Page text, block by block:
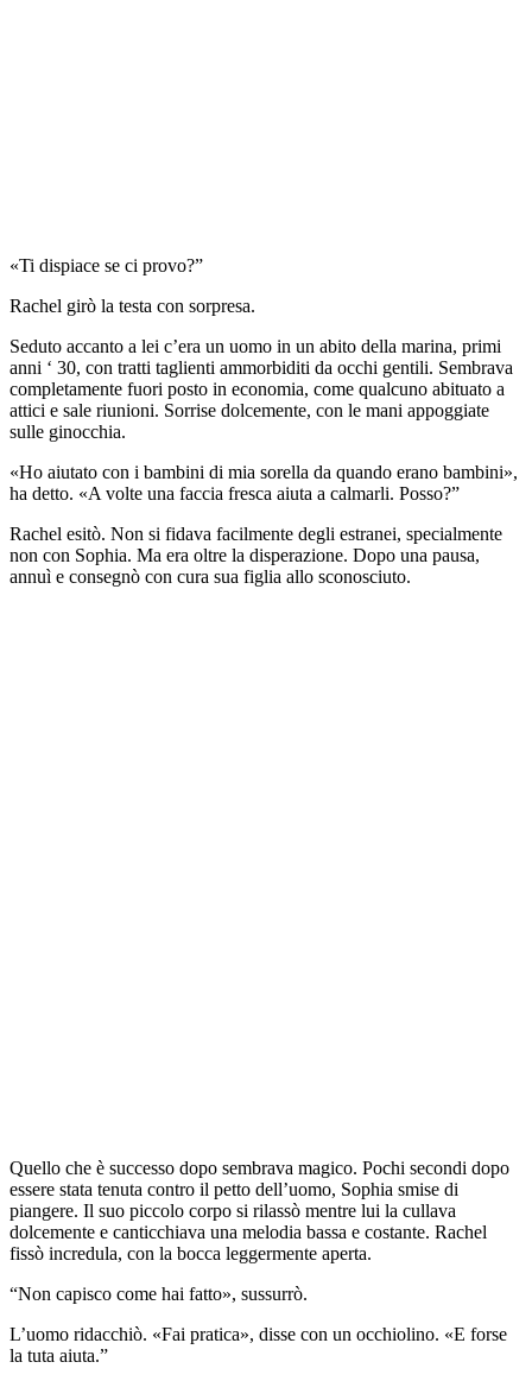
«Ti dispiace se ci provo?”
Rachel girò la testa con sorpresa.
Seduto accanto a lei c’era un uomo in un abito della marina, primi
anni ‘ 30, con tratti taglienti ammorbiditi da occhi gentili. Sembrava
completamente fuori posto in economia, come qualcuno abituato a
attici e sale riunioni. Sorrise dolcemente, con le mani appoggiate
sulle ginocchia.
«Ho aiutato con i bambini di mia sorella da quando erano bambini»,
ha detto. «A volte una faccia fresca aiuta a calmarli. Posso?”
Rachel esitò. Non si fidava facilmente degli estranei, specialmente
non con Sophia. Ma era oltre la disperazione. Dopo una pausa,
annuì e consegnò con cura sua figlia allo sconosciuto.
Quello che è successo dopo sembrava magico. Pochi secondi dopo
essere stata tenuta contro il petto dell’uomo, Sophia smise di
piangere. Il suo piccolo corpo si rilassò mentre lui la cullava
dolcemente e canticchiava una melodia bassa e costante. Rachel
fissò incredula, con la bocca leggermente aperta.
“Non capisco come hai fatto», sussurrò.
L’uomo ridacchiò. «Fai pratica», disse con un occhiolino. «E forse
la tuta aiuta.”